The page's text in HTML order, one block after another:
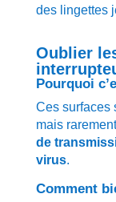
des lingettes
Oublier
Pourquoi
Ces surfaces
mais
de
virus.
Comment